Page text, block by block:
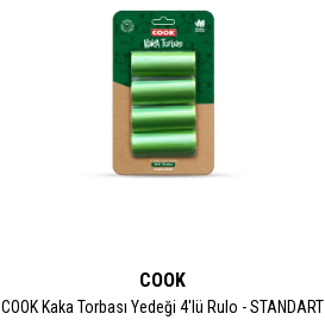
COOK
COOK Kaka Torbası Yedeği 4'lü Rulo - STANDART